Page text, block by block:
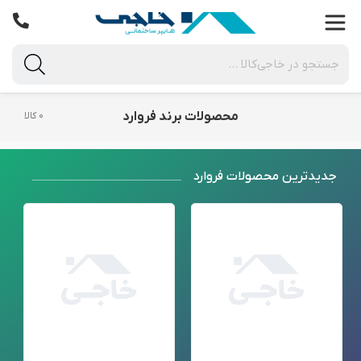
محصولات برند فروارد ۰ کالا
جدید‌ترین محصولات فروارد